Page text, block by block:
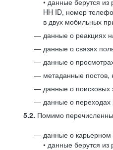
• данные берутся
HH ID, номер
в двух мобильных
данные о реакциях
данные о связях
данные о
метаданные постов,
данные о поисковых
данные о переходах
5.2. Помимо
данные о карьерном
• данные берутся